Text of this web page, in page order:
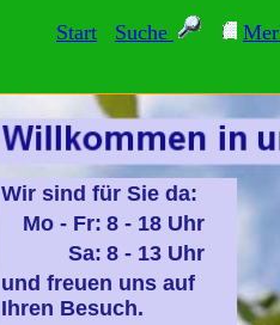
Start Suche
Wir sind für Sie da:
Mo - Fr: 8 - 18 Uhr
Sa: 8 - 13 Uhr
und freuen uns auf
Ihren Besuch.